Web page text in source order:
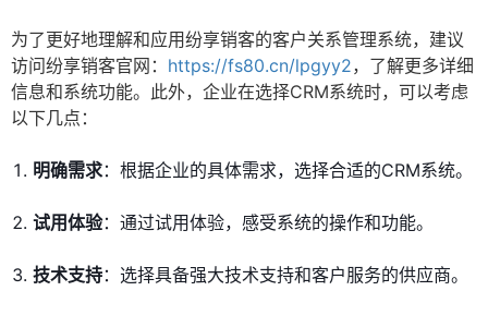
为了更好地理解和应用纷享销客的客户关系管理系统，建议
访问纷享销客官网： https://fs80.cn/lpgyy2，了解更多详细
信息和系统功能。此外，企业在选择CRM系统时，可以考虑
以下几点：
明确需求：根据企业的具体需求，选择合适的CRM系统。
试用体验：通过试用体验，感受系统的操作和功能。
技术支持：选择具备强大技术支持和客户服务的供应商。